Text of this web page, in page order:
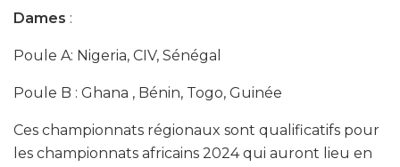
Dames :
Poule A: Nigeria, CIV, Sénégal
Poule B : Ghana , Bénin, Togo, Guinée
Ces championnats régionaux sont qualificatifs pour
les championnats africains 2024 qui auront lieu en